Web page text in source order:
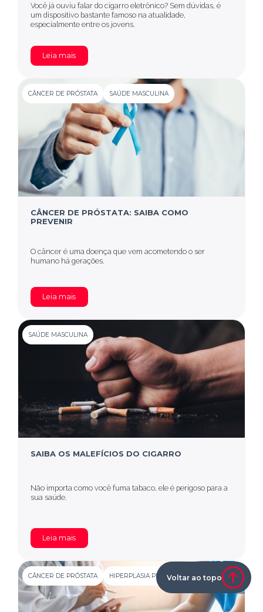
Você já ouviu falar do cigarro eletrônico? Sem dúvidas, é
um dispositivo bastante famoso na atualidade,
especialmente entre os jovens.
Leia mais
CÂNCER DE PRÓSTATA SAÚDE MASCULINA
CÂNCER DE PRÓSTATA: SAIBA COMO
PREVENIR
O câncer é uma doença que vem acometendo o ser
humano há gerações.
Leia mais
SAÚDE MASCULINA
SAIBA OS MALEFÍCIOS DO CIGARRO
Não importa como você fuma tabaco, ele é perigoso para a
sua saúde.
Leia mais
CÂNCER DE PRÓSTATA HIPERPLASIA PROSTÁTICA BENIGNA + 1
Voltar ao topo